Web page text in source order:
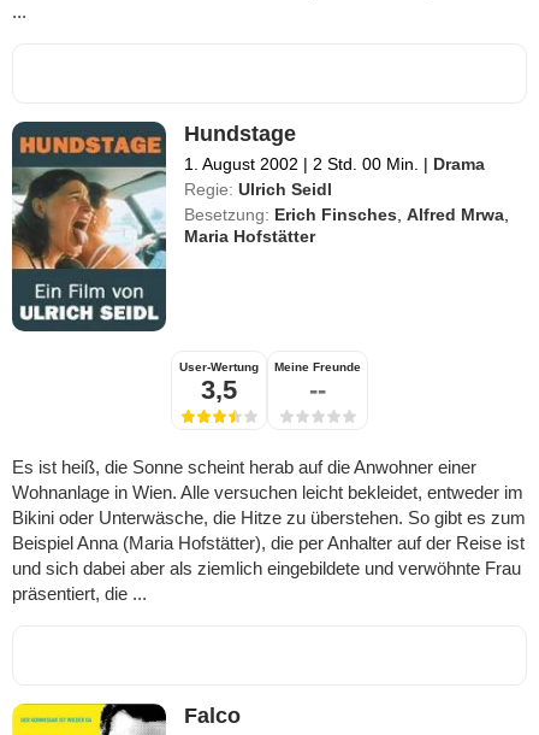
...
Hundstage
1. August 2002 | 2 Std. 00 Min. | Drama
Regie: Ulrich Seidl
Besetzung: Erich Finsches,Alfred Mrwa,
Maria Hofstätter
User-Wertung
3,5
Meine Freunde
--
Es ist heiß, die Sonne scheint herab auf die Anwohner einer
Wohnanlage in Wien. Alle versuchen leicht bekleidet, entweder im
Bikini oder Unterwäsche, die Hitze zu überstehen. So gibt es zum
Beispiel Anna (Maria Hofstätter), die per Anhalter auf der Reise ist
und sich dabei aber als ziemlich eingebildete und verwöhnte Frau
präsentiert, die ...
Falco